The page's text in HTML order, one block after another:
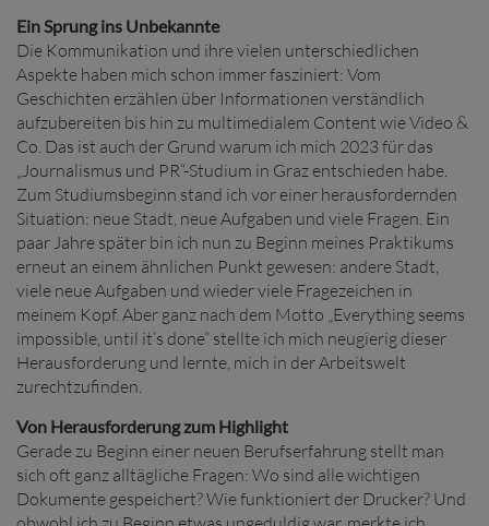
Ein Sprung ins Unbekannte
Die Kommunikation und ihre vielen unterschiedlichen
Aspekte haben mich schon immer fasziniert: Vom
Geschichten erzählen über Informationen verständlich
aufzubereiten bis hin zu multimedialem Content wie Video &
Co. Das ist auch der Grund warum ich mich 2023 für das
„Journalismus und PR“-Studium in Graz entschieden habe.
Zum Studiumsbeginn stand ich vor einer herausfordernden
Situation: neue Stadt, neue Aufgaben und viele Fragen. Ein
paar Jahre später bin ich nun zu Beginn meines Praktikums
erneut an einem ähnlichen Punkt gewesen: andere Stadt,
viele neue Aufgaben und wieder viele Fragezeichen in
meinem Kopf. Aber ganz nach dem Motto „Everything seems
impossible, until it’s done” stellte ich mich neugierig dieser
Herausforderung und lernte, mich in der Arbeitswelt
zurechtzufinden.
Von Herausforderung zum Highlight
Gerade zu Beginn einer neuen Berufserfahrung stellt man
sich oft ganz alltägliche Fragen: Wo sind alle wichtigen
Dokumente gespeichert? Wie funktioniert der Drucker? Und